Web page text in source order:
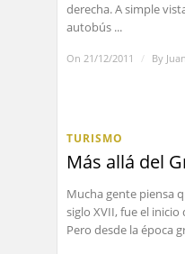
derecha. A simple
autobús ...
On 21/12/2011 / By
TURISMO
Más allá del
Mucha gente piensa
siglo XVII, fue el
Pero desde la época